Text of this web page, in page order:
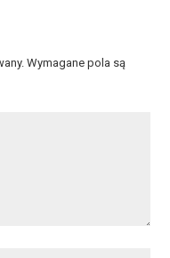
Wymagane pola są